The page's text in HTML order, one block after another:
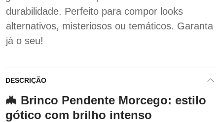
durabilidade. Perfeito para compor looks
alternativos, misteriosos ou temáticos. Garanta
já o seu!
DESCRIÇÃO
🦇 Brinco Pendente Morcego: estilo
gótico com brilho intenso